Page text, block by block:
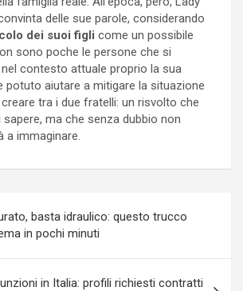
delle sue parole, considerando
dei suoi figli come un possibile
sono poche le persone che si
contesto attuale proprio la sua
potuto aiutare a mitigare la situazione
tra i due fratelli: un risvolto che
ma che senza dubbio non
a immaginare.
basta idraulico: questo trucco
in pochi minuti
in Italia: profili richiesti contratti